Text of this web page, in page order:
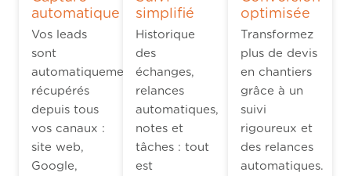
automatique
Vos leads
sont
automatiquement
récupérés
depuis tous
vos canaux :
site web,
Google,
simplifié
Historique
des
échanges,
relances
automatiques,
notes et
tâches : tout
est
optimisée
Transformez
plus de devis
en chantiers
grâce à un
suivi
rigoureux et
des relances
automatiques.